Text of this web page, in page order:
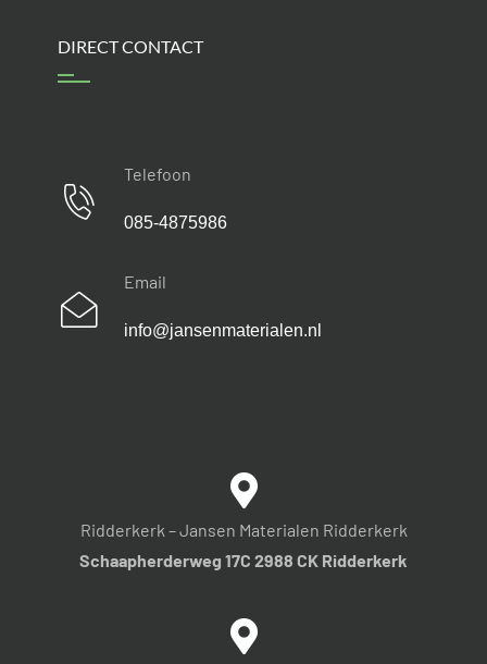
DIRECT CONTACT
Telefoon
085-4875986
Email
info@jansenmaterialen.nl
Ridderkerk – Jansen Materialen Ridderkerk
Schaapherderweg 17C 2988 CK Ridderkerk